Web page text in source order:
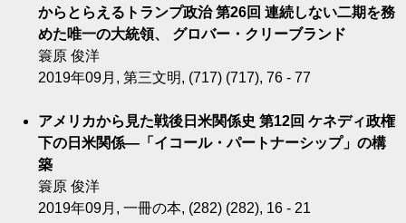
からとらえるトランプ政治 第26回 連続しない二期を務
めた唯一の大統領、 グロバー・クリーブランド
簑原 俊洋
2019年09月, 第三文明, (717) (717), 76 - 77
アメリカから見た戦後日米関係史 第12回 ケネディ政権
下の日米関係―「イコール・パートナーシップ」の構
築
簑原 俊洋
2019年09月, 一冊の本, (282) (282), 16 - 21